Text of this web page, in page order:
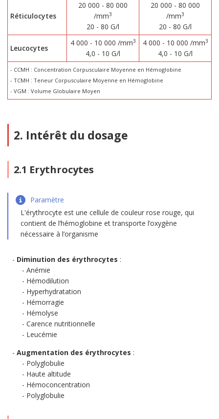
Réticulocytes
20 000 - 80 000
/mm3
20 - 80 G/l
20 000 - 80 000
/mm3
20 - 80 G/l
Leucocytes
4 000 - 10 000 /mm3
4,0 - 10 G/l
4 000 - 10 000 /mm3
4,0 - 10 G/l
- CCMH : Concentration Corpusculaire Moyenne en Hémoglobine
- TCMH : Teneur Corpusculaire Moyenne en Hémoglobine
- VGM : Volume Globulaire Moyen
2. Intérêt du dosage
2.1 Erythrocytes
Paramètre
L'érythrocyte est une cellule de couleur rose rouge, qui
contient de l’hémoglobine et transporte l’oxygène
nécessaire à l’organisme
Diminution des érythrocytes :
Anémie
Hémodilution
Hyperhydratation
Hémorragie
Hémolyse
Carence nutritionnelle
Leucémie
Augmentation des érythrocytes :
Polyglobulie
Haute altitude
Hémoconcentration
Polyglobulie